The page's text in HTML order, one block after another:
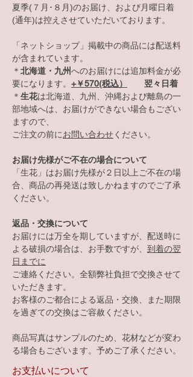
夏季(７月･８月)のお届け、および月曜日着
(通年)は控えさせていただいております。
「ネットショップ」掲載中の商品には配送料
が含まれています。
＊ 北海道・九州へのお届けには追加料金が必
要になります。 +￥570(税込）
翌々日着
＊ 生花は北海道、九州、沖縄および離島の一
部地域へは、お届けができない場合もござい
ますので、
ご注文の前にお問い合わせください。
お届け先様がご不在の場合について
「生花」はお届け先様が２日以上ご不在の場
合、商品の再発送は致しかねますのでご了承
ください。
返品・交換について
お届けには万全を期していますが、配送時に
よる破損の場合は、お手数ですが、 到着の翌
日までに
ご連絡ください。全額弊社負担で交換させて
いただきます。
お客様のご都合による返品・交換、また期限
を過ぎての交換はご容赦ください。
商品写真はサンプルのため、花材などが変わ
る場合もございます。予めご了承ください。
​お支払いについて